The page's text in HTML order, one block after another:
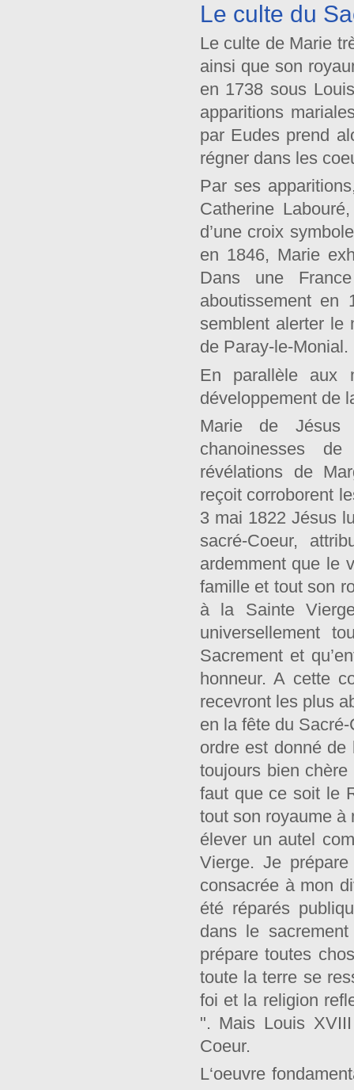
Le culte du
Le culte de Marie
ainsi que son
en 1738 sous
apparitions
par Eudes prend
régner dans les
Par ses
Catherine
d’une croix
en 1846, Marie
Dans une
aboutissement en
semblent alerter le
de Paray-le-Monial.
En parallèle aux
développement de
Marie de Jésus
chanoinesses
révélations de
reçoit corroborent
3 mai 1822 Jésus
sacré-Coeur,
ardemment que le
famille et tout son
à la Sainte
universellement
Sacrement et
honneur. A cette
recevront les plus
en la fête du
ordre est donné
toujours bien
faut que ce soit le
tout son royaume à
élever un autel
Vierge. Je
consacrée à mon
été réparés
dans le
prépare toutes
toute la terre se
foi et la religion
". Mais Louis
Coeur.
L‘oeuvre